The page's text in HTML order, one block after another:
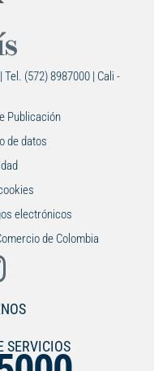
(572) 8987000 | Cali -
Publicación
de datos
electrónicos
de Colombia
SERVICIOS